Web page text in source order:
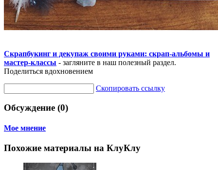
Скрапбукинг и декупаж своими руками: скрап-альбомы и
мастер-классы - загляните в наш полезный раздел.
Поделиться вдохновением
Скопировать ссылку
Обсуждение (0)
Мое мнение
Похожие материалы на КлуКлу